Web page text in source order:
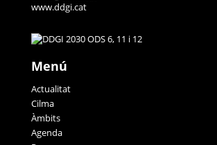
www.ddgi.cat
Menú
Actualitat
Cilma
Àmbits
Agenda